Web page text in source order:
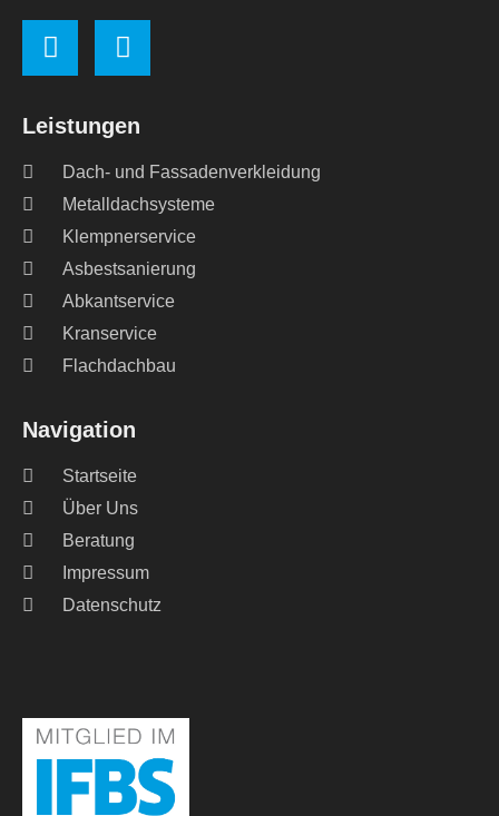
Navigation
Startseite
Über Uns
Beratung
Impressum
Datenschutz
Leistungen
Dach- und Fassadenverkleidung
Metalldachsysteme
Klempnerservice
Asbestsanierung
Abkantservice
Kranservice
Flachdachbau